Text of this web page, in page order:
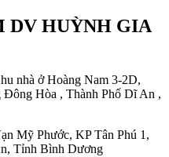
DV HUỲNH GIA
nhà ở Hoàng Nam 3-2D,
Hòa , Thành Phố Dĩ An ,
Mỹ Phước, KP Tân Phú 1,
Tỉnh Bình Dương